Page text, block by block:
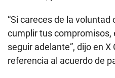
“Si careces de la voluntad
cumplir tus compromisos,
seguir adelante”, dijo en
referencia al acuerdo de